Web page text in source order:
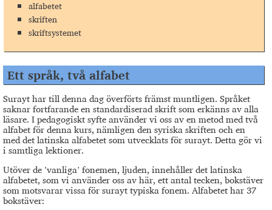
alfabetet
skriften
skriftsystemet
Ett språk, två alfabet
Surayt har till denna dag överförts främst muntligen. Språket
saknar fortfarande en standardiserad skrift som erkänns av alla
läsare. I pedagogiskt syfte använder vi oss av en metod med två
alfabet för denna kurs, nämligen den syriska skriften och en
med det latinska alfabetet som utvecklats för surayt. Detta gör vi
i samtliga lektioner.
Utöver de ’vanliga’ fonemen, ljuden, innehåller det latinska
alfabetet, som vi använder oss av här, ett antal tecken, bokstäver
som motsvarar vissa för surayt typiska fonem. Alfabetet har 37
bokstäver: